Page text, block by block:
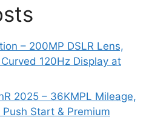
– 200MP DSLR Lens,
120Hz Display at
2025 – 36KMPL Mileage,
Start & Premium